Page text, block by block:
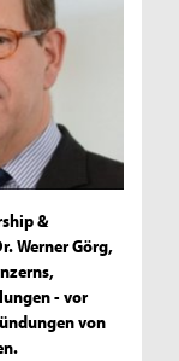
&
Werner Görg,
- vor
von